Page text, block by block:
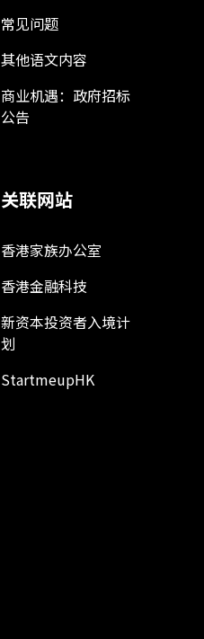
常见问题
其他语文内容
商业机遇：政府招标
公告
关联网站
香港家族办公室
香港金融科技
新资本投资者入境计
划
StartmeupHK